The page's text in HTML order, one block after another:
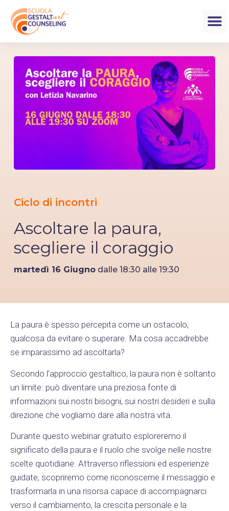
Ciclo di incontri
Ascoltare la paura,
scegliere il coraggio
martedì 16 Giugno dalle 18:30 alle 19:30
La paura è spesso percepita come un ostacolo,
qualcosa da evitare o superare. Ma cosa accadrebbe
se imparassimo ad ascoltarla?
Secondo l’approccio gestaltico, la paura non è soltanto
un limite: può diventare una preziosa fonte di
informazioni sui nostri bisogni, sui nostri desideri e sulla
direzione che vogliamo dare alla nostra vita.
Durante questo webinar gratuito esploreremo il
significato della paura e il ruolo che svolge nelle nostre
scelte quotidiane. Attraverso riflessioni ed esperienze
guidate, scopriremo come riconoscerne il messaggio e
trasformarla in una risorsa capace di accompagnarci
verso il cambiamento, la crescita personale e la